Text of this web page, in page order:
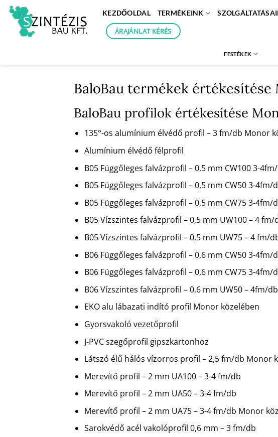
Skip
content
KEZDŐOLDAL TERMÉKEINK
ÁRAJÁNLAT KÉRÉS
FESTÉKEK
BaloBau termékek
BaloBau profilok értékesítése
135°-os alumínium élvédő profil – 3 fm/db Monor
Alumínium élvédő félprofil
B05 Függőleges falvázprofil – 0,5 mm CW100 3-
B05 Függőleges falvázprofil – 0,5 mm CW50 3-4fm/
B05 Függőleges falvázprofil – 0,5 mm CW75 3-
B05 Vízszintes falvázprofil – 0,5 mm UW100 – 4 fm/
B05 Vízszintes falvázprofil – 0,5 mm UW75 – 4 fm/
B06 Függőleges falvázprofil – 0,6 mm CW50 3-
B06 Függőleges falvázprofil – 0,6 mm CW75 3-4fm/
B06 Vízszintes falvázprofil – 0,6 mm UW50 – 4fm/db
EKO alu lábazati indító profil Monor közelében
Gyorsvakoló vezetőprofil
J-PVC szegőprofil gipszkartonhoz
Látszó élű hálós vízorros profil – 2,5 fm/db Monor
Merevítő profil – 2 mm UA100 – 3-4 fm/db
Merevítő profil – 2 mm UA50 – 3-4 fm/db
Merevítő profil – 2 mm UA75 – 3-4 fm/db Monor
Sarokvédő acél vakolóprofil 0,6 mm – 3 fm/db